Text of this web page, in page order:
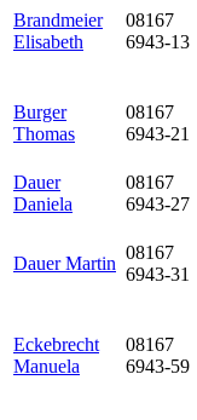
Brandmeier
Elisabeth
08167
6943-13
Burger
Thomas
08167
6943-21
Dauer
Daniela
08167
6943-27
Dauer Martin
08167
6943-31
Eckebrecht
Manuela
08167
6943-59